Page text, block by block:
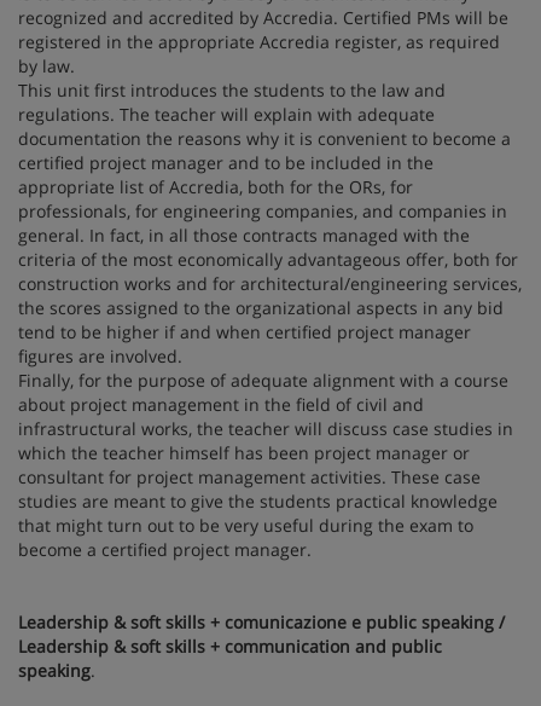
recognized and accredited by Accredia. Certified PMs will be
registered in the appropriate Accredia register, as required
by law.
This unit first introduces the students to the law and
regulations. The teacher will explain with adequate
documentation the reasons why it is convenient to become a
certified project manager and to be included in the
appropriate list of Accredia, both for the ORs, for
professionals, for engineering companies, and companies in
general. In fact, in all those contracts managed with the
criteria of the most economically advantageous offer, both for
construction works and for architectural/engineering services,
the scores assigned to the organizational aspects in any bid
tend to be higher if and when certified project manager
figures are involved.
Finally, for the purpose of adequate alignment with a course
about project management in the field of civil and
infrastructural works, the teacher will discuss case studies in
which the teacher himself has been project manager or
consultant for project management activities. These case
studies are meant to give the students practical knowledge
that might turn out to be very useful during the exam to
become a certified project manager.
Leadership & soft skills + comunicazione e public speaking /
Leadership & soft skills + communication and public
speaking.